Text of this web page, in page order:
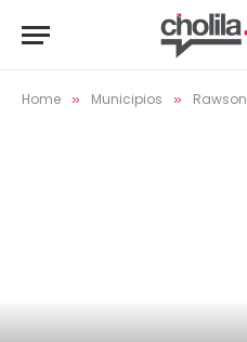
Home » Municipios » Rawson